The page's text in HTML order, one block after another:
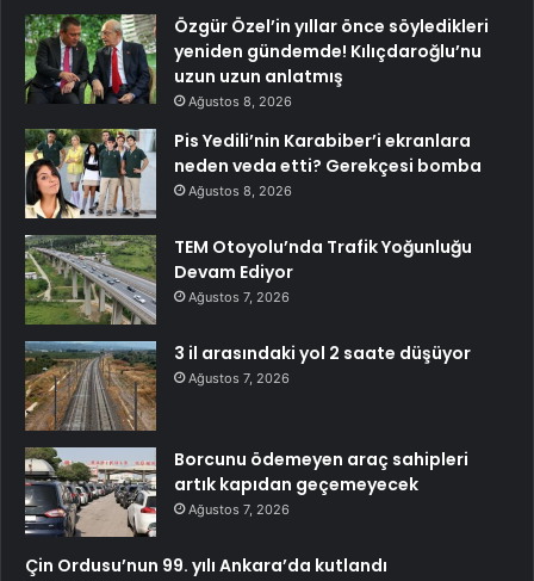
Özgür Özel’in yıllar önce söyledikleri
yeniden gündemde! Kılıçdaroğlu’nu
uzun uzun anlatmış
Ağustos 8, 2026
Pis Yedili’nin Karabiber’i ekranlara
neden veda etti? Gerekçesi bomba
Ağustos 8, 2026
TEM Otoyolu’nda Trafik Yoğunluğu
Devam Ediyor
Ağustos 7, 2026
3 il arasındaki yol 2 saate düşüyor
Ağustos 7, 2026
Borcunu ödemeyen araç sahipleri
artık kapıdan geçemeyecek
Ağustos 7, 2026
Çin Ordusu’nun 99. yılı Ankara’da kutlandı